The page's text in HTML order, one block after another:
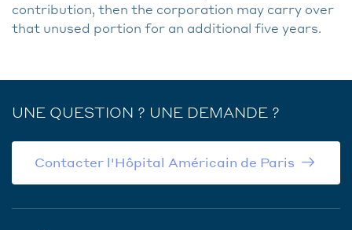
contribution, then the corporation may carry over
that unused portion for an additional five years.
UNE QUESTION ? UNE DEMANDE ?
Contacter l'Hôpital Américain de Paris